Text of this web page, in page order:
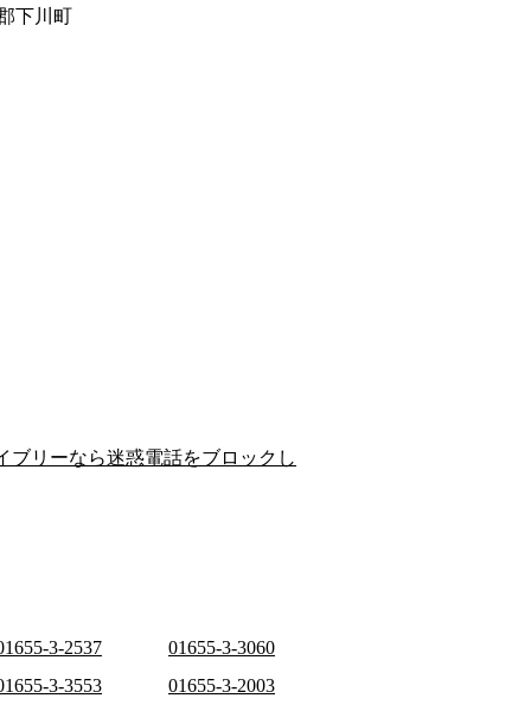
下川町
ブリーなら迷惑電話をブロックし
3-2537
01655-3-3060
3-3553
01655-3-2003